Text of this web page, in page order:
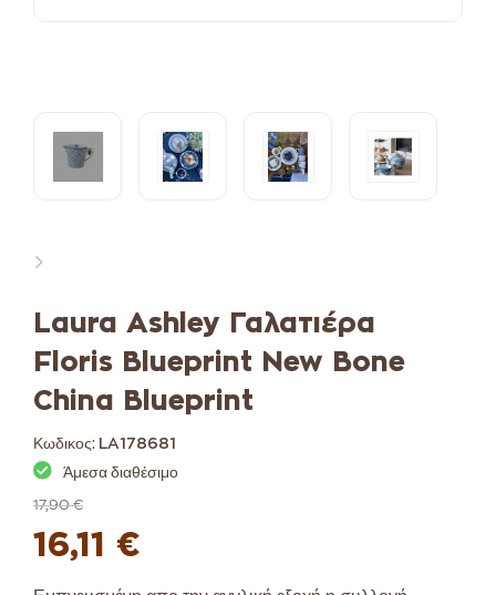
Laura Ashley Γαλατιέρα
Floris Blueprint New Bone
China Blueprint
Κωδικος: LA178681
Άμεσα διαθέσιμο
17,90 €
16,11 €